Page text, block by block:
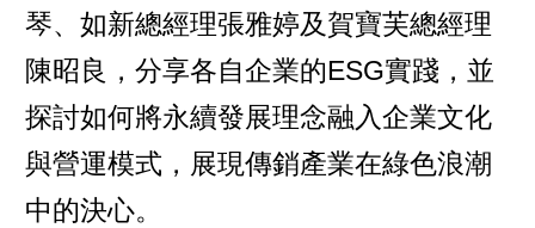
琴、如新總經理張雅婷及賀寶芙總經理
陳昭良，分享各自企業的ESG實踐，並
探討如何將永續發展理念融入企業文化
與營運模式，展現傳銷產業在綠色浪潮
中的決心。